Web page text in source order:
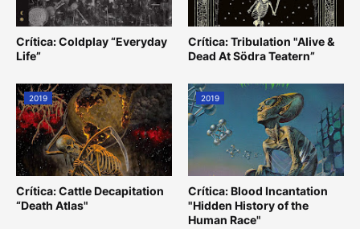
Crítica: Coldplay “Everyday
Life”
Crítica: Tribulation "Alive &
Dead At Södra Teatern”
2019
Crítica: Cattle Decapitation
“Death Atlas"
2019
Crítica: Blood Incantation
"Hidden History of the
Human Race"